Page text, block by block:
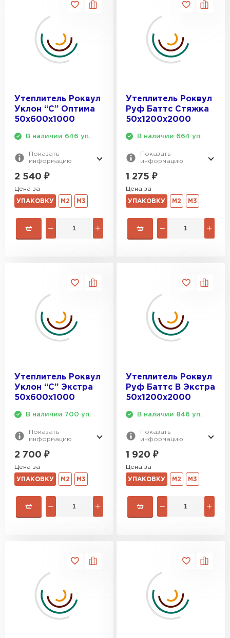
Утеплитель Роквул
Уклон “C” Оптима
50х600х1000
В наличии 646 уп.
Показать
информацию
2 540 ₽
Цена за
УПАКОВКУ М2 М3
Утеплитель Роквул
Руф Баттс Стяжка
50х1200х2000
В наличии 664 уп.
Показать
информацию
1 275 ₽
Цена за
УПАКОВКУ М2 М3
Утеплитель Роквул
Уклон “C” Экстра
50х600х1000
В наличии 700 уп.
Показать
информацию
2 700 ₽
Цена за
УПАКОВКУ М2 М3
Утеплитель Роквул
Руф Баттс В Экстра
50х1200х2000
В наличии 846 уп.
Показать
информацию
1 920 ₽
Цена за
УПАКОВКУ М2 М3
Утеплитель Izolife
ВСЕ ПРОИЗВОДИТЕЛИ